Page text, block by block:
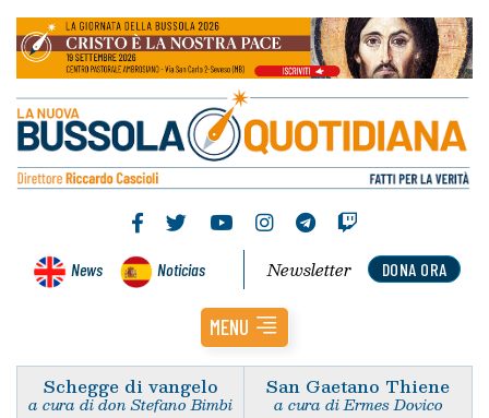
News Noticias DONA ORA
Newsletter
MENU
Schegge di vangelo
a cura di don Stefano Bimbi
San Gaetano Thiene
a cura di Ermes Dovico